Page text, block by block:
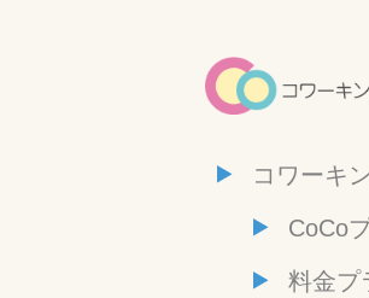
コワーキ
CoCo
料金プ